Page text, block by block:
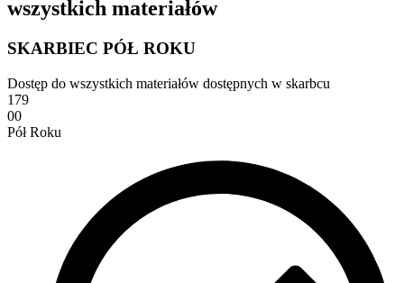
wszystkich materiałów
SKARBIEC PÓŁ ROKU
Dostęp do wszystkich materiałów dostępnych w skarbcu
179
00
Pół Roku